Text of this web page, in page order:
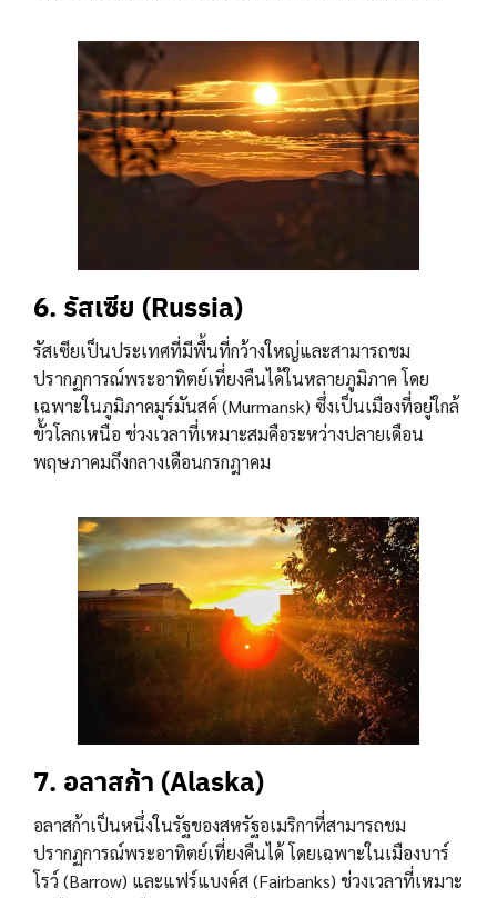
6. รัสเซีย (Russia)
รัสเซียเป็นประเทศที่มีพื้นที่กว้างใหญ่และสามารถชม
ปรากฏการณ์พระอาทิตย์เที่ยงคืนได้ในหลายภูมิภาค โดย
เฉพาะในภูมิภาคมูร์มันสค์ (Murmansk) ซึ่งเป็นเมืองที่อยู่ใกล้
ขั้วโลกเหนือ ช่วงเวลาที่เหมาะสมคือระหว่างปลายเดือน
พฤษภาคมถึงกลางเดือนกรกฎาคม
7. อลาสก้า (Alaska)
อลาสก้าเป็นหนึ่งในรัฐของสหรัฐอเมริกาที่สามารถชม
ปรากฏการณ์พระอาทิตย์เที่ยงคืนได้ โดยเฉพาะในเมืองบาร์
โรว์ (Barrow) และแฟร์แบงค์ส (Fairbanks) ช่วงเวลาที่เหมาะ